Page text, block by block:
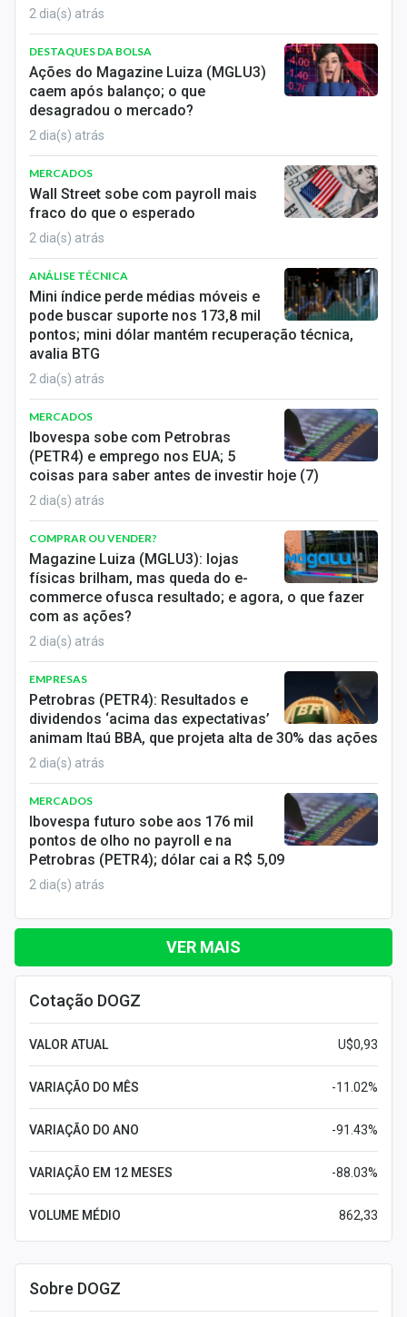
2 dia(s) atrás
DESTAQUES DA BOLSA
Ações do Magazine Luiza (MGLU3)
caem após balanço; o que
desagradou o mercado?
2 dia(s) atrás
MERCADOS
Wall Street sobe com payroll mais
fraco do que o esperado
2 dia(s) atrás
ANÁLISE TÉCNICA
Mini índice perde médias móveis e
pode buscar suporte nos 173,8 mil
pontos; mini dólar mantém recuperação técnica,
avalia BTG
2 dia(s) atrás
MERCADOS
Ibovespa sobe com Petrobras
(PETR4) e emprego nos EUA; 5
coisas para saber antes de investir hoje (7)
2 dia(s) atrás
COMPRAR OU VENDER?
Magazine Luiza (MGLU3): lojas
físicas brilham, mas queda do e-
commerce ofusca resultado; e agora, o que fazer
com as ações?
2 dia(s) atrás
EMPRESAS
Petrobras (PETR4): Resultados e
dividendos ‘acima das expectativas’
animam Itaú BBA, que projeta alta de 30% das ações
2 dia(s) atrás
MERCADOS
Ibovespa futuro sobe aos 176 mil
pontos de olho no payroll e na
Petrobras (PETR4); dólar cai a R$ 5,09
2 dia(s) atrás
VER MAIS
Cotação DOGZ
VALOR ATUAL U$0,93
VARIAÇÃO DO MÊS -11.02%
VARIAÇÃO DO ANO -91.43%
VARIAÇÃO EM 12 MESES -88.03%
VOLUME MÉDIO 862,33
Sobre DOGZ
Leia mais